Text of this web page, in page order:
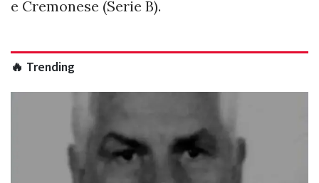
e Cremonese (Serie B).
🔥 Trending